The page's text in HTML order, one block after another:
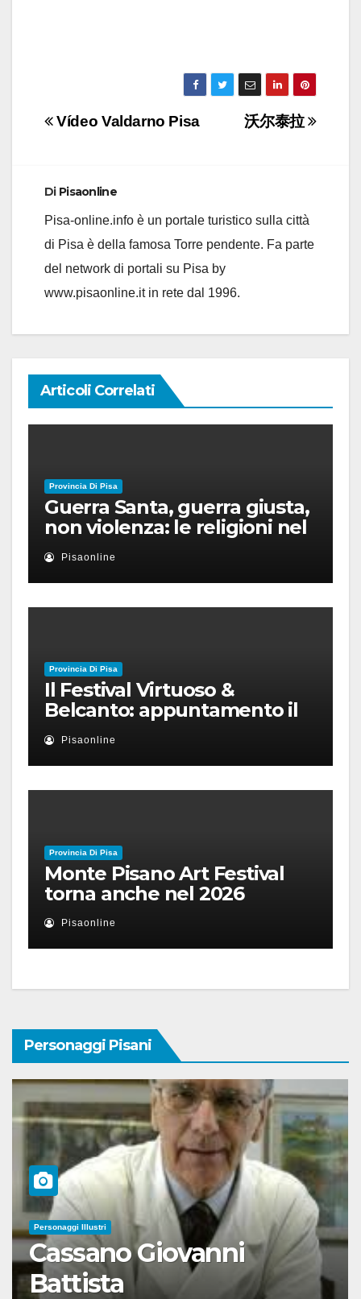
Navigazione
沃尔泰拉
Vídeo Valdarno Pisa
Di Pisaonline
Pisa-online.info è un portale turistico sulla città
di Pisa è della famosa Torre pendente. Fa parte
del network di portali su Pisa by
www.pisaonline.it in rete dal 1996.
Articoli Correlati
Provincia Di Pisa
Guerra Santa, guerra giusta,
non violenza: le religioni nel
nuovo disordine mondiale
Pisaonline
Provincia Di Pisa
Il Festival Virtuoso &
Belcanto: appuntamento il
28 luglio a Palazzo Blu con
Ruben Micieli
Pisaonline
Provincia Di Pisa
Monte Pisano Art Festival
torna anche nel 2026
Pisaonline
Personaggi Pisani
Personaggi Illustri
Cassano Giovanni
Battista